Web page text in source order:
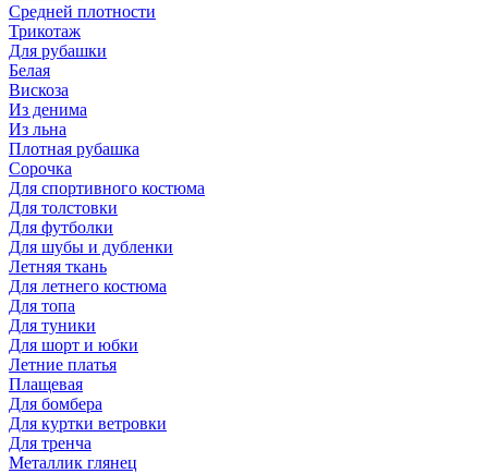
Средней плотности
Трикотаж
Для рубашки
Белая
Вискоза
Из денима
Из льна
Плотная рубашка
Сорочка
Для спортивного костюма
Для толстовки
Для футболки
Для шубы и дубленки
Летняя ткань
Для летнего костюма
Для топа
Для туники
Для шорт и юбки
Летние платья
Плащевая
Для бомбера
Для куртки ветровки
Для тренча
Металлик глянец